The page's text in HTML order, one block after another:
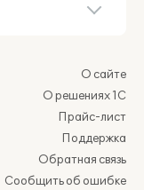
О сайте
О решениях 1С
Прайс-лист
Поддержка
Обратная связь
Сообщить об ошибке